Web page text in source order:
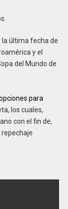
la última fecha de
y el
del Mundo de
para
los cuales,
con el fin de,
repechaje